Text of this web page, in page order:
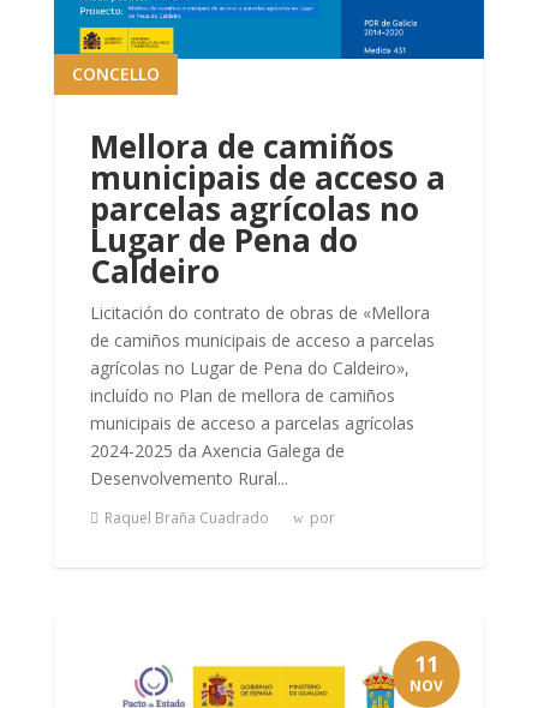
Mellora de camiños
municipais de acceso a
parcelas agrícolas no
Lugar de Pena do
Caldeiro
CONCELLO
Licitación do contrato de obras de «Mellora
de camiños municipais de acceso a parcelas
agrícolas no Lugar de Pena do Caldeiro»,
incluído no Plan de mellora de camiños
municipais de acceso a parcelas agrícolas
2024-2025 da Axencia Galega de
Desenvolvemento Rural...
Raquel Braña Cuadrado por
11
NOV